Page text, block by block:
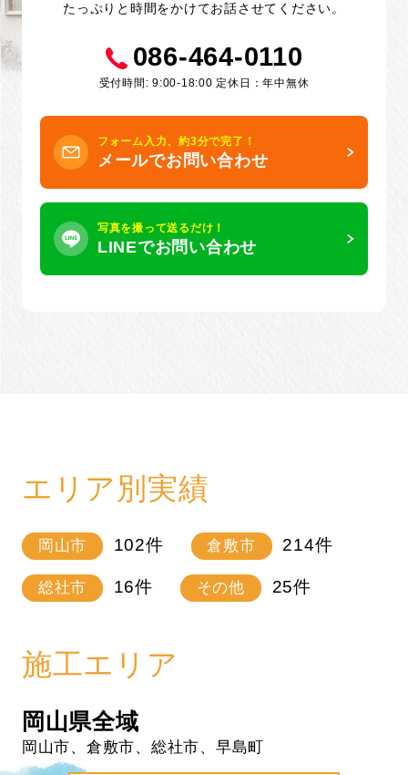
たっぷりと時間をかけてお話させてください。
086-464-0110
受付時間: 9:00-18:00 定休日：年中無休
フォーム入力、約3分で完了！
メールでお問い合わせ
写真を撮って送るだけ！
LINEでお問い合わせ
エリア別実績
岡山市 102件 倉敷市 214件
総社市 16件 その他 25件
施工エリア
岡山県全域
岡山市、倉敷市、総社市、早島町